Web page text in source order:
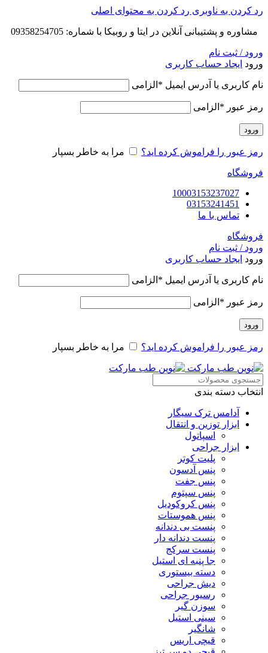
رد کردن به ناوبری رد کردن به محتوای اصلی
مشاوره و پشتیبانی آنلاین در ایتا و روبیکا با شماره: 09358254705
ورود / ثبت نام
ورود ایجاد حساب کاربری
نام کاربری یا آدرس ایمیل * الزامی
رمز عبور * الزامی
ورود
رمز عبور را فراموش کرده اید؟ مرا به خاطر بسپار
فروشگاه
10003153237027
03153241451
تماس با ما
فروشگاه
ورود / ثبت نام
ورود ایجاد حساب کاربری
نام کاربری یا آدرس ایمیل * الزامی
رمز عبور * الزامی
ورود
رمز عبور را فراموش کرده اید؟ مرا به خاطر بسپار
انتخاب دسته بندی
آدامس ترک سیگار
ابزار توزین و انتقال
اسپاتول
ابزار جراحی
پلیت کوتر
پنس آدسون
پنس جفت
پنس سپتوم
پنس کروکودیل
پنس هموستات
پنست بی دندانه
پنست دندانه دار
پنست سرکج
جا پنبه ای استیل
دسته بیستوری
دیش جراحی
رسیور جراحی
سوزن گیر
سینی استیل
شانگیر
قیچی اریس